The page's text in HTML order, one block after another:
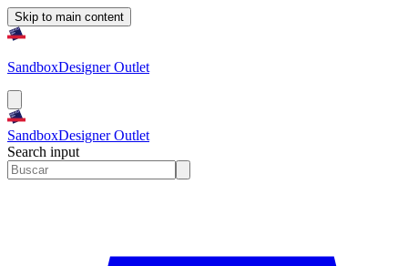
Skip to main content
SandboxDesigner Outlet
SandboxDesigner Outlet
Search input